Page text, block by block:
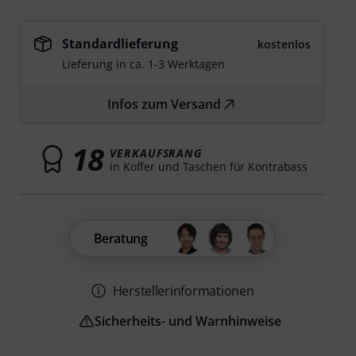
Standardlieferung
kostenlos
Lieferung in ca. 1-3 Werktagen
Infos zum Versand
18 VERKAUFSRANG
in Koffer und Taschen für Kontrabass
Beratung
Herstellerinformationen
Sicherheits- und Warnhinweise